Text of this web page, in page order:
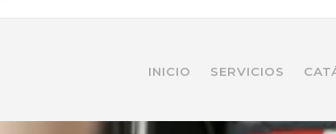
INICIO SERVICIOS